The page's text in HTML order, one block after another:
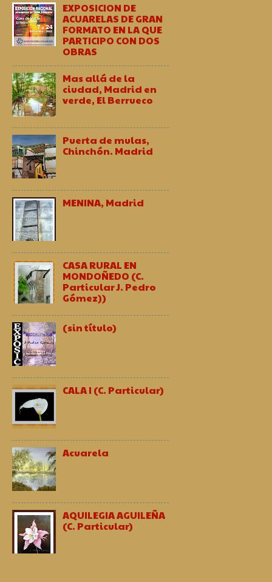
EXPOSICION DE
ACUARELAS DE GRAN
FORMATO EN LA QUE
PARTICIPO CON DOS
OBRAS
Mas allá de la
ciudad, Madrid en
verde, El Berrueco
Puerta de mulas,
Chinchón. Madrid
MENINA, Madrid
CASA RURAL EN
MONDOÑEDO (C.
Particular J. Pedro
Gómez))
(sin título)
CALA I (C. Particular)
Acuarela
AQUILEGIA AGUILEÑA
(C. Particular)